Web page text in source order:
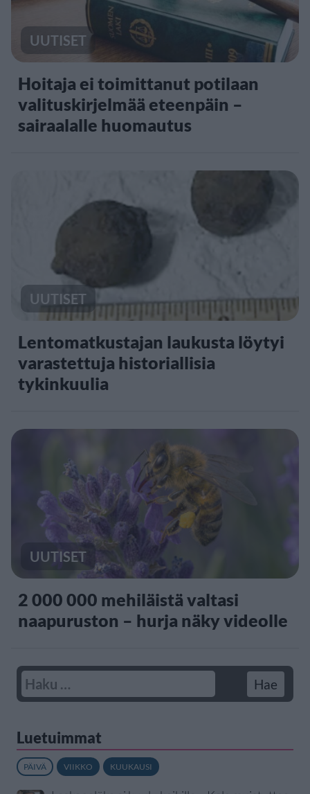
UUTISET
Hoitaja ei toimittanut potilaan
valituskirjelmää eteenpäin –
sairaalalle huomautus
UUTISET
Lentomatkustajan laukusta löytyi
varastettuja historiallisia
tykinkuulia
UUTISET
2 000 000 mehiläistä valtasi
naapuruston – hurja näky videolle
Luetuimmat
PÄIVÄ VIIKKO KUUKAUSI